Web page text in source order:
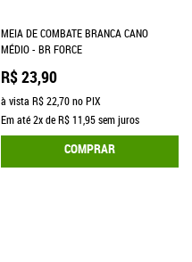
MEIA DE COMBATE BRANCA CANO
MÉDIO - BR FORCE
R$ 23,90
à vista R$ 22,70no PIX
Em até2xdeR$ 11,95sem juros
COMPRAR